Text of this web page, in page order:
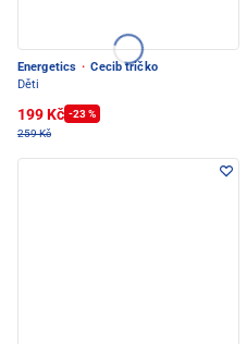
Energetics · Cecib tričko
Děti
199 Kč -23 %
259 Kč